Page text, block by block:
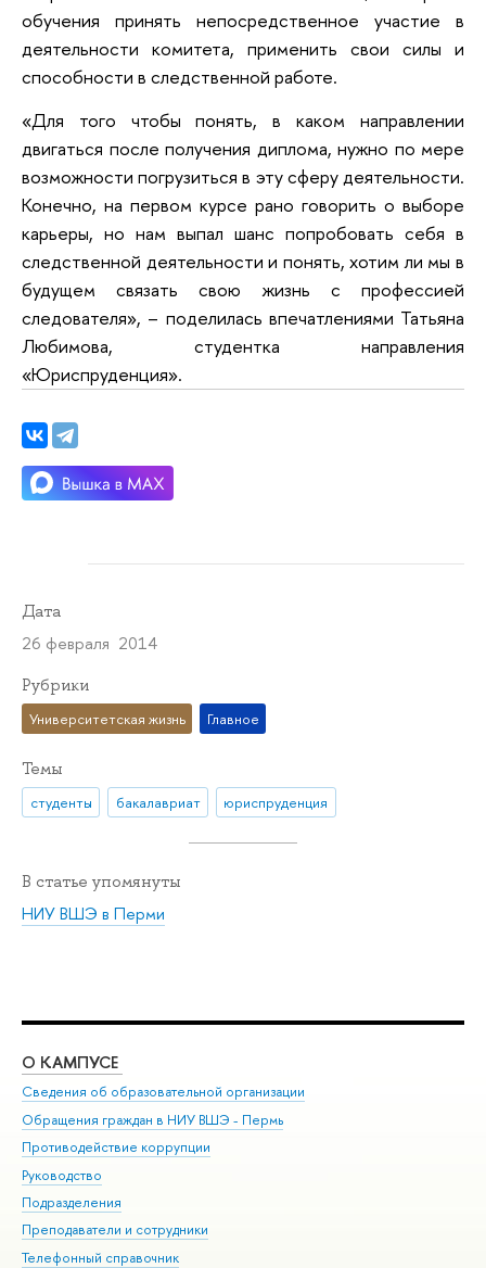
обучения принять непосредственное участие в
деятельности комитета, применить свои силы и
способности в следственной работе.
«Для того чтобы понять, в каком направлении
двигаться после получения диплома, нужно по мере
возможности погрузиться в эту сферу деятельности.
Конечно, на первом курсе рано говорить о выборе
карьеры, но нам выпал шанс попробовать себя в
следственной деятельности и понять, хотим ли мы в
будущем связать свою жизнь с профессией
следователя», – поделилась впечатлениями Татьяна
Любимова, студентка направления
«Юриспруденция».
Дата
26 февраля 2014
Рубрики
Университетская жизнь Главное
Темы
студенты бакалавриат юриспруденция
В статье упомянуты
НИУ ВШЭ в Перми
О КАМПУСЕ
Сведения об образовательной организации
Обращения граждан в НИУ ВШЭ - Пермь
Противодействие коррупции
Руководство
Подразделения
Преподаватели и сотрудники
Телефонный справочник